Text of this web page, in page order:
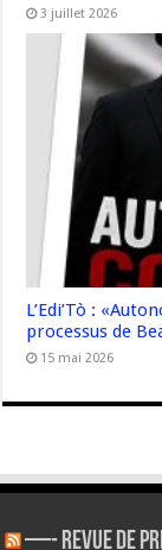
3 juillet 2026
L’Edi’Tò :
processus de
15 mai 2026
—- REVUE DE